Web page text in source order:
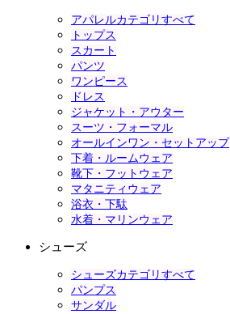
アパレルカテゴリすべて
トップス
スカート
パンツ
ワンピース
ドレス
ジャケット・アウター
スーツ・フォーマル
オールインワン・セットアップ
下着・ルームウェア
靴下・フットウェア
マタニティウェア
浴衣・下駄
水着・マリンウェア
シューズ
シューズカテゴリすべて
パンプス
サンダル